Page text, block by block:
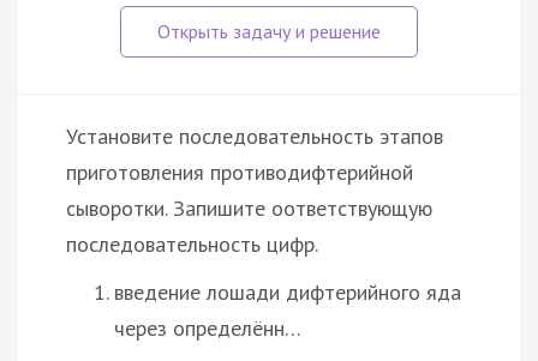
Установите последовательность этапов
приготовления противодифтерийной
сыворотки. Запишите оответствующую
последовательность цифр.
введение лошади дифтерийного яда
через определённ…